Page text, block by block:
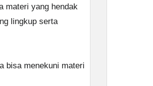
materi yang hendak
lingkup serta
bisa menekuni materi